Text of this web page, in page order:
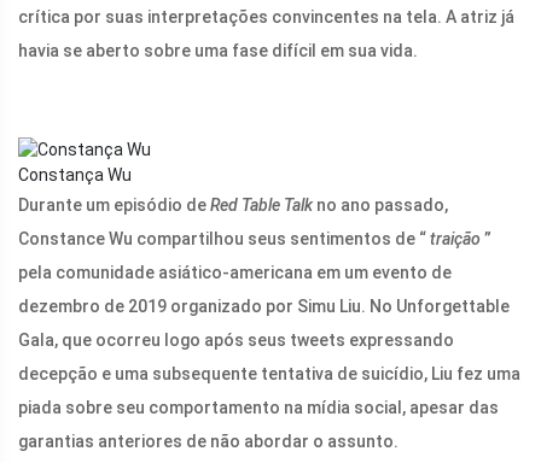
crítica por suas interpretações convincentes na tela. A atriz já
havia se aberto sobre uma fase difícil em sua vida.
Constança Wu
Durante um episódio deRed Table Talk no ano passado,
Constance Wu compartilhou seus sentimentos de “traição ”
pela comunidade asiático-americana em um evento de
dezembro de 2019 organizado por Simu Liu. No Unforgettable
Gala, que ocorreu logo após seus tweets expressando
decepção e uma subsequente tentativa de suicídio, Liu fez uma
piada sobre seu comportamento na mídia social, apesar das
garantias anteriores de não abordar o assunto.